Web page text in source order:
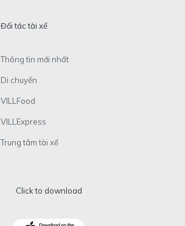
Đối tác tài xế
Thông tin mới nhất
Di chuyển
VILLFood
VILLExpress
Trung tâm tài xế
Click to download